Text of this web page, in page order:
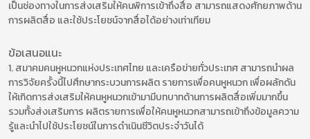
เป็นช่องทางในการส่งเสริมให้คนพิการเข้าถึงสื่อ สามารถแสดงศักยภาพด้าน
การผลิตสื่อ และใช้ประโยชน์จากสื่อได้อย่างเท่าเทียม
ข้อเสนอแนะ
1. สมาคมคนหูหนวกแห่งประเทศไทย และเครือข่ายทั่วประเทศ สามารถนำผล
การวิจัยครั้งนี้ไปศึกษากระบวนการผลิต รายการเพื่อคนหูหนวก เพื่อผลักดัน
ให้เกิดการส่งเสริมให้คนหูหนวกเข้ามามีบทบาทด้านการผลิตสื่อเพิ่มมากขึ้น
รวมทั้งส่งเสริมการ ผลิตรายการเพื่อให้คนหูหนวกสามารถเข้าถึงข้อมูลความ
รู้และนำไปใช้ประโยชน์ในการดำเนินชีวิตประจำวันได้